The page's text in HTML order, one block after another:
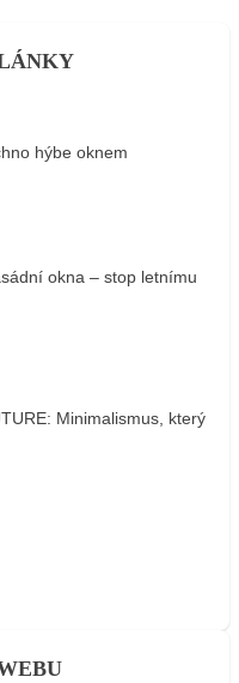
hýbe oknem
okna – stop letnímu
Minimalismus, který